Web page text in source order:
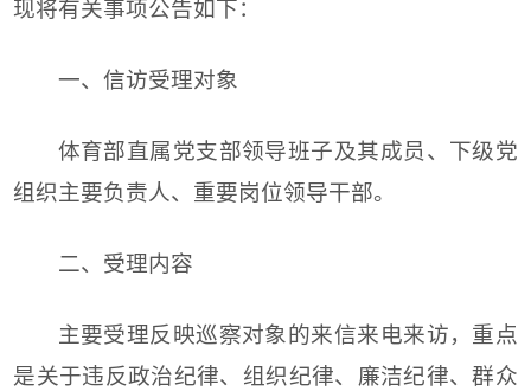
现将有关事项公告如下：
一、信访受理对象
体育部直属党支部领导班子及其成员、下级党
组织主要负责人、重要岗位领导干部。
二、受理内容
主要受理反映巡察对象的来信来电来访，重点
是关于违反政治纪律、组织纪律、廉洁纪律、群众